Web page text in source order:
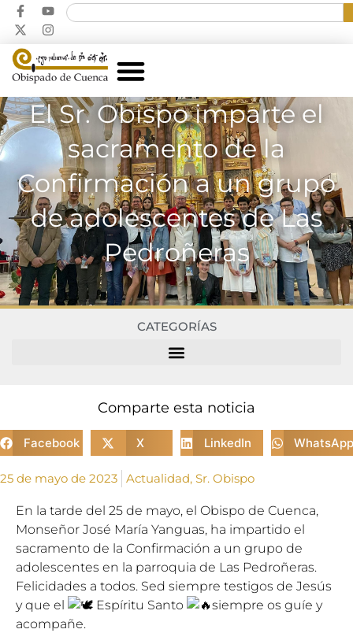
El Sr. Obispo imparte el
sacramento de la
Confirmación a un grupo
de adolescentes de Las
Pedroñeras
CATEGORÍAS
Comparte esta noticia
Facebook X LinkedIn WhatsApp
25 de mayo de 2023 Actualidad, Sr. Obispo
En la tarde del 25 de mayo, el Obispo de Cuenca,
Monseñor José María Yanguas, ha impartido el
sacramento de la Confirmación a un grupo de
adolescentes en la parroquia de Las Pedroñeras.
Felicidades a todos. Sed siempre testigos de Jesús
y que el
Espíritu Santo
siempre os guíe y
acompañe.